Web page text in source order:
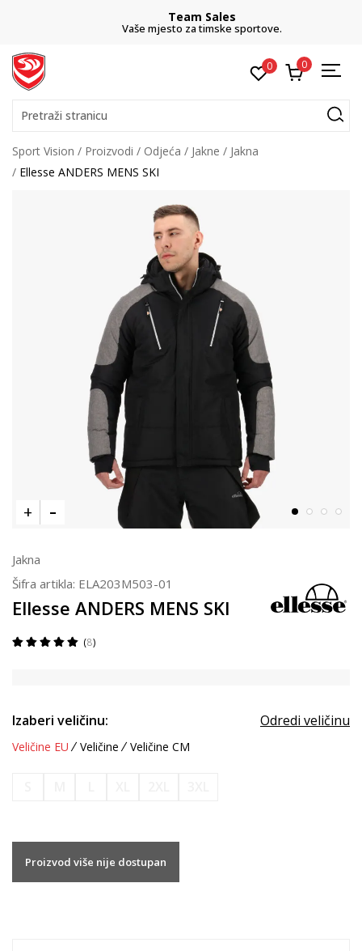
Team Sales
Vaše mjesto za timske sportove.
0 0
Pretraži stranicu
Sport Vision Proizvodi Odjeća Jakne
Jakna
Ellesse ANDERS MENS SKI
Jakna
Šifra artikla: ELA203M503-01
Ellesse ANDERS MENS SKI
8
Izaberi veličinu: Odredi veličinu
Veličine EU Veličine Veličine CM
Proizvod više nije dostupan